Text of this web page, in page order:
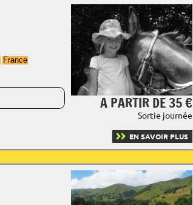
A PARTIR DE 35 €
Sortie journée
EN SAVOIR PLUS
France